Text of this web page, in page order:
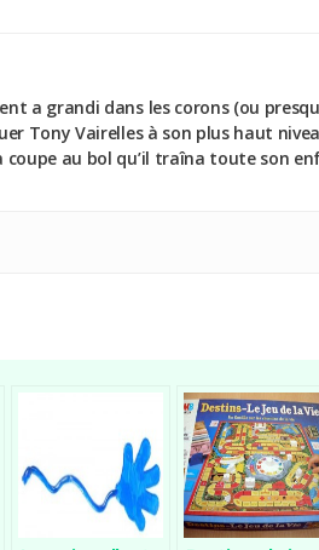
a grandi dans les corons (ou
Tony Vairelles à son plus haut
au bol qu’il traîna toute son